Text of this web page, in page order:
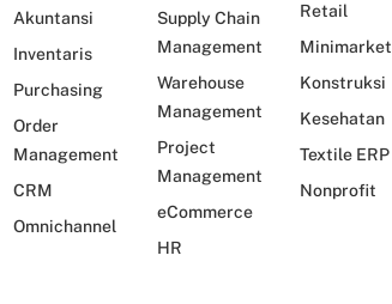
Akuntansi
Inventaris
Purchasing
Order
Management
CRM
Omnichannel
Supply Chain
Management
Warehouse
Management
Project
Management
eCommerce
HR
Retail
Minimarket
Konstruksi
Kesehatan
Textile ERP
Nonprofit